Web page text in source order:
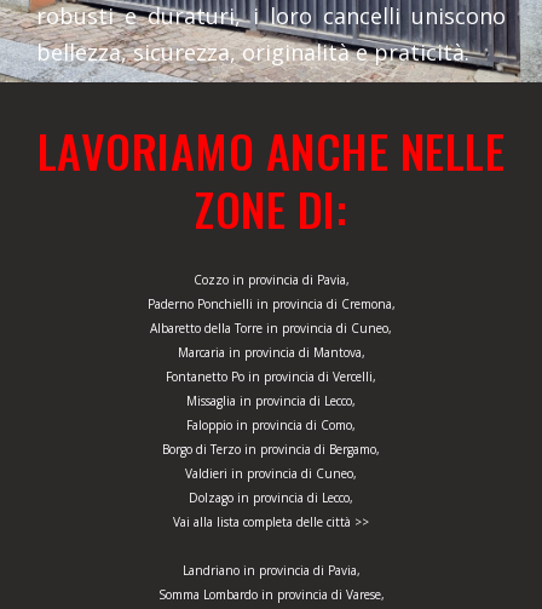
robusti e duraturi, i loro cancelli uniscono
bellezza, sicurezza, originalità e praticità.
LAVORIAMO ANCHE NELLE
ZONE DI:
Cozzo in provincia di Pavia,
Paderno Ponchielli in provincia di Cremona,
Albaretto della Torre in provincia di Cuneo,
Marcaria in provincia di Mantova,
Fontanetto Po in provincia di Vercelli,
Missaglia in provincia di Lecco,
Faloppio in provincia di Como,
Borgo di Terzo in provincia di Bergamo,
Valdieri in provincia di Cuneo,
Dolzago in provincia di Lecco,
Vai alla lista completa delle città >>
Landriano in provincia di Pavia,
Somma Lombardo in provincia di Varese,